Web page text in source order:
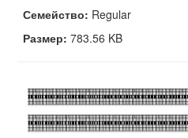
Семейство: Regular
Размер: 783.56 KB